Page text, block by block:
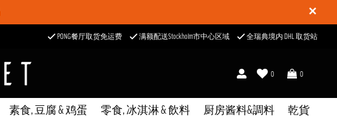
✕
PONG餐厅取货免运费 满额配送Stockholm市中心区域 全瑞典境内 DHL 取货站
0
0
素食, 豆腐 & 鸡蛋 零食, 冰淇淋 & 飲料 厨房酱料&調料 乾貨